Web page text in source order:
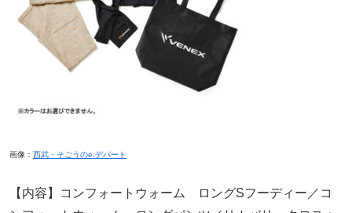
画像： 西武・そごうのe.デパート
【内容】コンフォートウォーム ロングSフーディー／コ